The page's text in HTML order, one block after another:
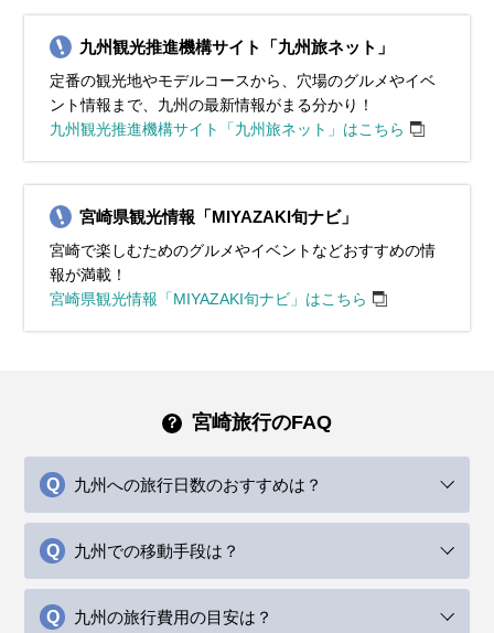
九州観光推進機構サイト「九州旅ネット」
定番の観光地やモデルコースから、穴場のグルメやイベ
ント情報まで、九州の最新情報がまる分かり！
九州観光推進機構サイト「九州旅ネット」はこちら
宮崎県観光情報「MIYAZAKI旬ナビ」
宮崎で楽しむためのグルメやイベントなどおすすめの情
報が満載！
宮崎県観光情報「MIYAZAKI旬ナビ」はこちら
宮崎旅行のFAQ
九州への旅行日数のおすすめは？
九州での移動手段は？
九州の旅行費用の目安は？